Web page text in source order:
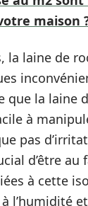
maison
la laine de
que la laine
à
pas
d’être au
à cette
l’humidité